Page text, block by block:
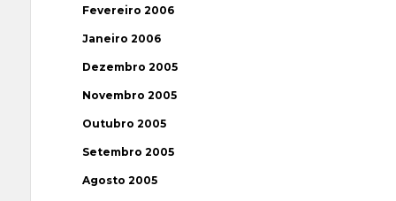
Fevereiro 2006
Janeiro 2006
Dezembro 2005
Novembro 2005
Outubro 2005
Setembro 2005
Agosto 2005